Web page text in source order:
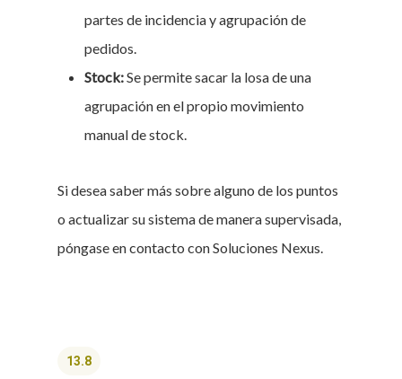
partes de incidencia y agrupación de
pedidos.
Stock:Se permite sacar la losa de una
agrupación en el propio movimiento
manual de stock.
Si desea saber más sobre alguno de los puntos
o actualizar su sistema de manera supervisada,
póngase en contacto con Soluciones Nexus.
13.8